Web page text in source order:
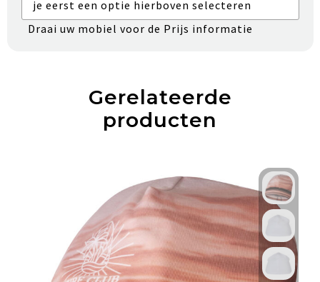
je eerst een optie hierboven selecteren
Draai uw mobiel voor de Prijs informatie
Gerelateerde
producten